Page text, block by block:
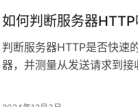
如何判断服务器HTTP
判断服务器HTTP是否快速
器，并测量从发送请求到
理高并发请求和大量数据